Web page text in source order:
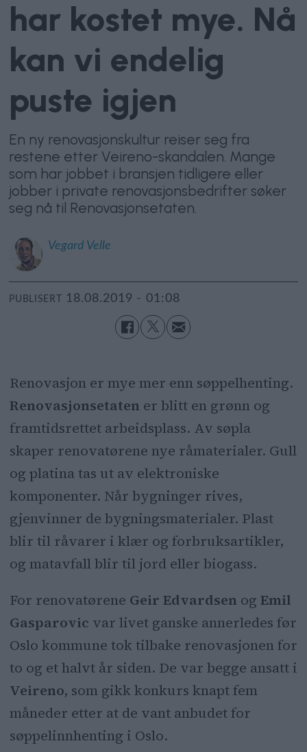
har kostet mye. Nå
kan vi endelig
puste igjen
En ny renovasjonskultur reiser seg fra
restene etter Veireno-skandalen. Mange
som har jobbet i bransjen tidligere eller
jobber i private renovasjonsbedrifter søker
seg nå til Renovasjonsetaten.
Vegard Velle
PUBLISERT 18.08.2019 - 01:08
Renovasjon er mye mer enn søppelhenting.
Renovasjonsetaten er blitt en grønn og
framtidsrettet arbeidsplass. Av søpla
skaper renovatørene nye råmaterialer. Gull
og platina tas ut av elektroniske
komponenter. Når bygninger rives,
gjenvinner de bygningsmaterialer. Plast
blir til råvarer i klær og forbruksartikler,
og matavfall blir til jord eller biogass.
For renovatørene Geir Edvardsen og Emil
Gasparovic var livet ganske annerledes før
Oslo kommune tok tilbake renovasjonen for
to og et halvt år siden. De var begge ansatt i
Veireno, som gikk konkurs knapt fem
måneder etter at de vant anbudet for
søppelinnhenting i Oslo.